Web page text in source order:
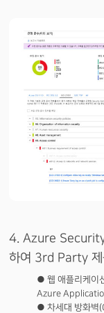
4. Azure
하여 3rd Party 제
● 웹 애플리케이
Azure
● 차세대 방화벽